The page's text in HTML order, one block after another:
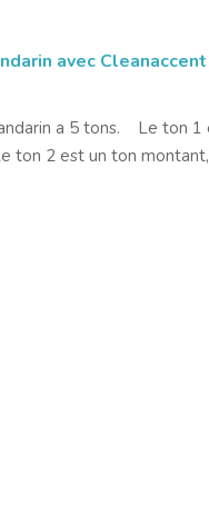
avec Cleanaccent
a 5 tons. Le ton 1
ton 2 est un ton